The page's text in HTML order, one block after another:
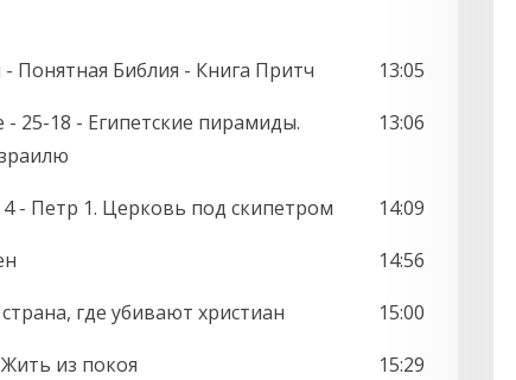
Понятная Библия - Книга Притч
13:05
25-18 - Египетские пирамиды.
13:06
- Петр 1. Церковь под скипетром
14:09
14:56
где убивают христиан
15:00
из покоя
15:29